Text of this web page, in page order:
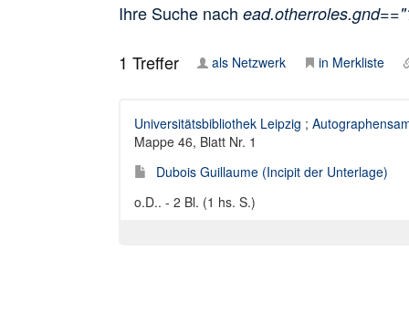
Ihre Suche nach
1 Treffer als Netzwerk in Merkliste
Universitätsbibliothek Leipzig ;
Mappe 46, Blatt Nr. 1
Dubois Guillaume (Incipit der Unterlage)
o.D.. - 2 Bl. (1 hs. S.)